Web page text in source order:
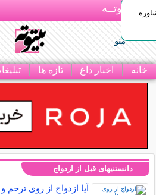
بـیتوتــه
منو
خانه اخبار داغ تازه ها
دانستنیهای قبل از ازدواج
آیا ازدواج از روی